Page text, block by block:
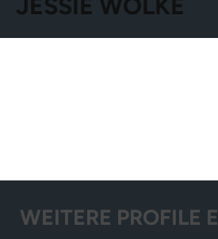
JESSIE WÖLKE
WEITERE PROFILE